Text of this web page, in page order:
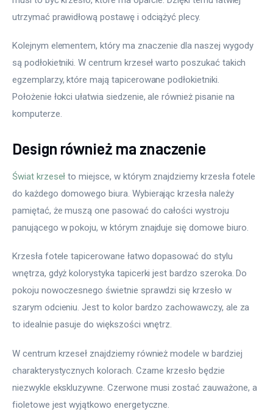
utrzymać prawidłową postawę i odciążyć plecy.
Kolejnym elementem, który ma znaczenie dla naszej wygody
są podłokietniki. W centrum krzeseł warto poszukać takich
egzemplarzy, które mają tapicerowane podłokietniki.
Położenie łokci ułatwia siedzenie, ale również pisanie na
komputerze.
Design również ma znaczenie
Świat krzeseł to miejsce, w którym znajdziemy krzesła fotele
do każdego domowego biura. Wybierając krzesła należy
pamiętać, że muszą one pasować do całości wystroju
panującego w pokoju, w którym znajduje się domowe biuro.
Krzesła fotele tapicerowane łatwo dopasować do stylu
wnętrza, gdyż kolorystyka tapicerki jest bardzo szeroka. Do
pokoju nowoczesnego świetnie sprawdzi się krzesło w
szarym odcieniu. Jest to kolor bardzo zachowawczy, ale za
to idealnie pasuje do większości wnętrz.
W centrum krzeseł znajdziemy również modele w bardziej
charakterystycznych kolorach. Czarne krzesło będzie
niezwykle ekskluzywne. Czerwone musi zostać zauważone, a
fioletowe jest wyjątkowo energetyczne.